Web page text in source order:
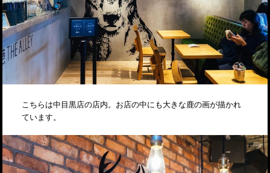
こちらは中目黒店の店内。お店の中にも大きな鹿の画が描かれ
ています。